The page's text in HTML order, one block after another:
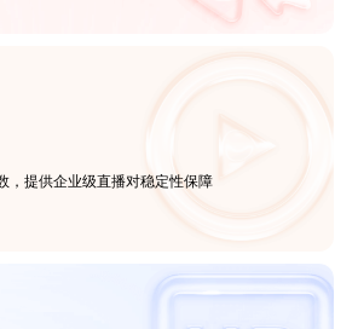
，提供企业级直播对稳定性保障